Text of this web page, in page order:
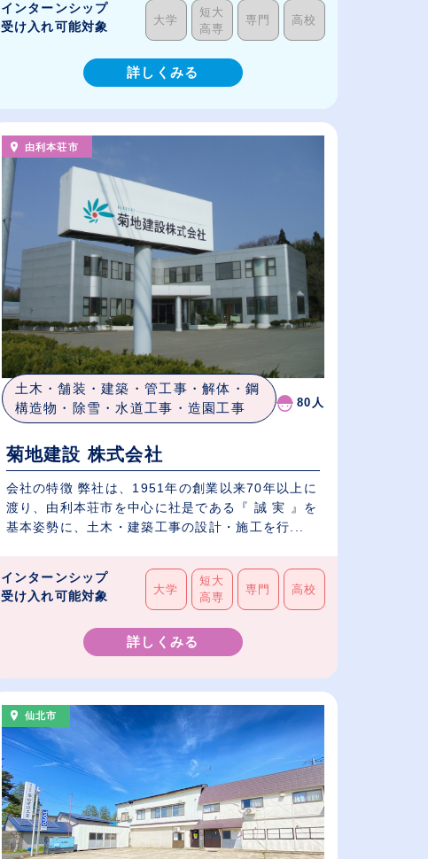
インターンシップ
受け入れ可能対象
大学
短大
高専
専門 高校
詳しくみる
由利本荘市
土木・舗装・建築・管工事・解体・鋼
構造物・除雪・水道工事・造園工事
80人
菊地建設 株式会社
会社の特徴 弊社は、1951年の創業以来70年以上に
渡り、由利本荘市を中心に社是である『 誠 実 』を
基本姿勢に、土木・建築工事の設計・施工を行...
インターンシップ
受け入れ可能対象
大学
短大
高専
専門 高校
詳しくみる
仙北市